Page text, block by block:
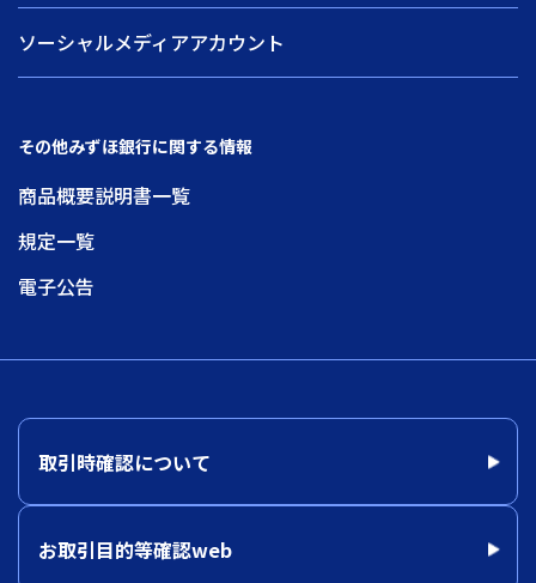
ソーシャルメディアアカウント
その他みずほ銀行に関する情報
商品概要説明書一覧
規定一覧
電子公告
取引時確認について
お取引目的等確認web